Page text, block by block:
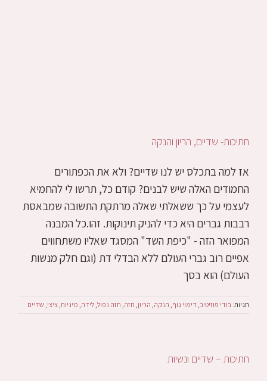
חתיכות- שדיים, הריון והנקה
אז למה בתכלס יש לנו שדיים? ולא את הכפתורים
החמודים האלה שיש לבנים? קודם כל, תרשו לי להחמיא
לעצמי על כך ששאלתי שאלה מרתקת התשובה שמבאסת
רבבות גברים היא כדי להניק תינוקות. זהו.כל המבנה
המפואר הזה - "כיפת השד" המסגד שאליו משתחווים
אפיים רוב גברי העולם ללא הבדלי דת (וגם חלק מנשות
העולם) הוא בסך
תגיות: בודי פוזיטיב, דימוי גוף, הנקה, הריון, חזה, חזה נפול,לידה, מיניות,ציצי, שדיים
חתיכות – שדיים ונשיות